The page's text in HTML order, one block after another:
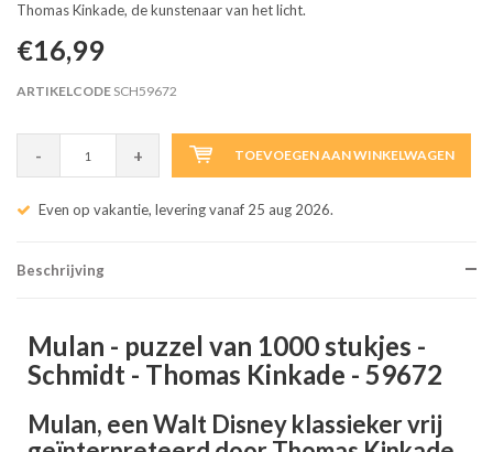
Thomas Kinkade, de kunstenaar van het licht.
€16,99
ARTIKELCODE SCH59672
- + TOEVOEGEN AAN WINKELWAGEN
Even op vakantie, levering vanaf 25 aug 2026.
Beschrijving
Mulan - puzzel van 1000 stukjes -
Schmidt - Thomas Kinkade - 59672
Mulan, een Walt Disney klassieker vrij